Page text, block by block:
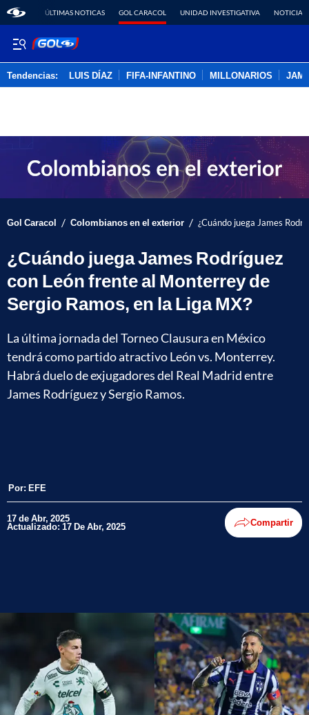
ÚLTIMAS NOTICAS GOL CARACOL UNIDAD INVESTIGATIVA NOTICIAS
Tendencias: LUIS DÍAZ FIFA-INFANTINO MILLONARIOS
Gol Caracol / Colombianos en el exterior / ¿Cuándo juega James
¿Cuándo juega James Rodríguez
con León frente al Monterrey de
Sergio Ramos, en la Liga MX?
La última jornada del Torneo Clausura en México
tendrá como partido atractivo León vs. Monterrey.
Habrá duelo de exjugadores del Real Madrid entre
James Rodríguez y Sergio Ramos.
Por: EFE
17 de Abr, 2025
Actualizado: 17 De Abr, 2025 Compartir